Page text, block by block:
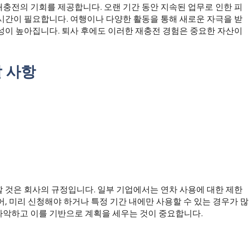
전의 기회를 제공합니다. 오랜 기간 동안 지속된 업무로 인한 피
이 필요합니다. 여행이나 다양한 활동을 통해 새로운 자극을 받
높아집니다. 퇴사 후에도 이러한 재충전 경험은 중요한 자산이
사항
은 회사의 규정입니다. 일부 기업에서는 연차 사용에 대한 제한
미리 신청해야 하거나 특정 기간 내에만 사용할 수 있는 경우가 많
하고 이를 기반으로 계획을 세우는 것이 중요합니다.